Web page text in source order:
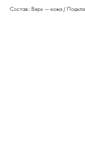
Состав:: Верх — кожа /